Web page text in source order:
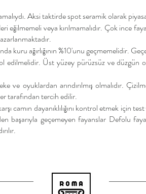
Aksi taktirde spot seramik olarak
eğilmemeli veya kırılmamalıdır. Çok ince
kuru ağırlığının %10'unu geçmemelidir.
edilmelidir. Üst yüzey pürüzsüz ve düzgün
e ve oyuklardan arındırılmış olmalıdır.
tarafından tercih edilir.
camın dayanıklılığını kontrol etmek için
başarıyla geçemeyen fayanslar Defolu